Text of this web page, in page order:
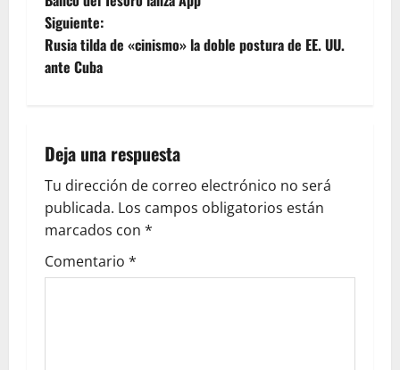
Siguiente:
Rusia tilda de «cinismo» la doble postura de EE. UU.
ante Cuba
Deja una respuesta
Tu dirección de correo electrónico no será
publicada. Los campos obligatorios están
marcados con *
Comentario *